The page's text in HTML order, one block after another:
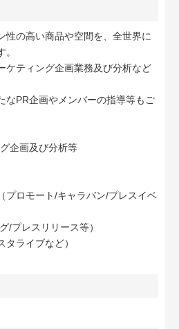
性の高い商品や空間を、全世界に
ケティング企画業務及び分析など
なPR企画やメンバーの指導等もご
企画及び分析等
プロモート/キャラバン/プレスイベ
/プレスリリース等）
タライブなど）